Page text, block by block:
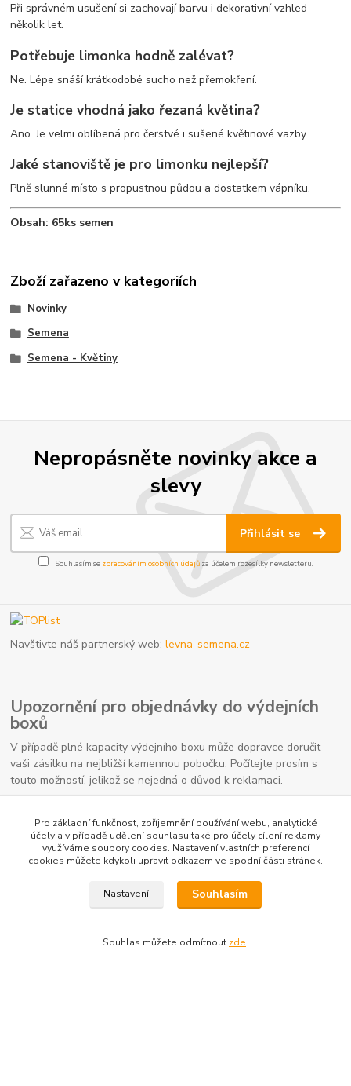
Při správném usušení si zachovají barvu i dekorativní vzhled
několik let.
Potřebuje limonka hodně zalévat?
Ne. Lépe snáší krátkodobé sucho než přemokření.
Je statice vhodná jako řezaná květina?
Ano. Je velmi oblíbená pro čerstvé i sušené květinové vazby.
Jaké stanoviště je pro limonku nejlepší?
Plně slunné místo s propustnou půdou a dostatkem vápníku.
Obsah: 65ks semen
Zboží zařazeno v kategoriích
Novinky
Semena
Semena - Květiny
Nepropásněte novinky akce a
slevy
Přihlásit se
Souhlasím se zpracováním osobních údajůza účelem rozesílky newsletteru.
Navštivte náš partnerský web:levna-semena.cz
Upozornění pro objednávky do výdejních
boxů
V případě plné kapacity výdejního boxu může dopravce doručit
vaši zásilku na nejbližší kamennou pobočku. Počítejte prosím s
touto možností, jelikož se nejedná o důvod k reklamaci.
Kontaktní údaje
Pro základní funkčnost, zpříjemnění používání webu, analytické
účely a v případě udělení souhlasu také pro účely cílení reklamy
využíváme soubory cookies. Nastavení vlastních preferencí
cookies můžete kdykoli upravit odkazem ve spodní části stránek.
Nastavení Souhlasím
Souhlas můžete odmítnout zde.